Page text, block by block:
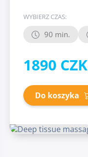
WYBIERZ CZAS:
90 min.
1890 CZK
Do koszyka